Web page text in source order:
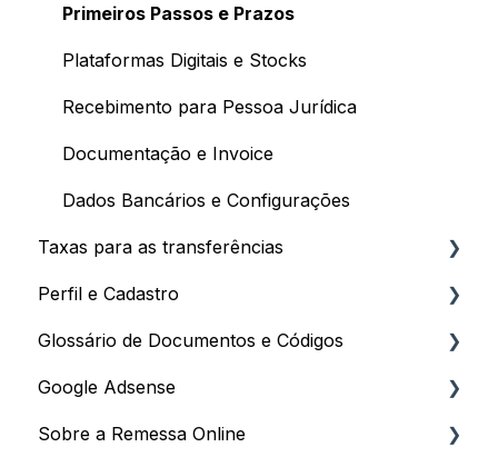
Pagamento da Remessa
Limites e Documentação
Envio como Pessoa Jurídica (Business)
Cotações, Taxas e Cancelamentos
Conceitos e Tributação
Primeiros Passos e Prazos
Plataformas Digitais e Stocks
Recebimento para Pessoa Jurídica
Documentação e Invoice
Dados Bancários e Configurações
Taxas para as transferências
Taxas
Impostos
Descontos e Programa de Afiliados
Perfil e Cadastro
Processo de Cadastro
Dados Cadastrais
Documentação para Cadastro
Glossário de Documentos e Códigos
Documentos
Códigos
Google Adsense
Processo de Recebimento
Sobre a Remessa Online